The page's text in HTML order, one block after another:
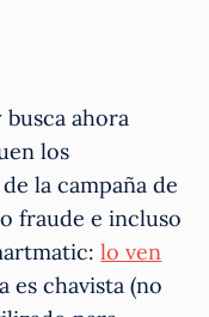
ahora
los
la campaña de
fraude e incluso
lo ven
es chavista (no